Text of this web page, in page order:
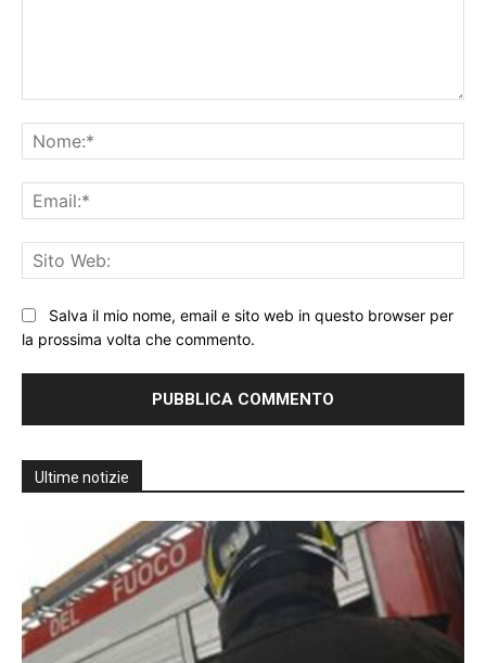
Salva il mio nome, email e sito web in questo browser per
la prossima volta che commento.
Ultime notizie